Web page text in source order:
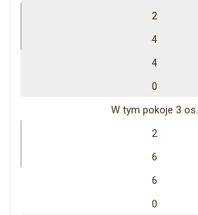
2
4
4
0
W tym pokoje 3 os.
2
6
6
0